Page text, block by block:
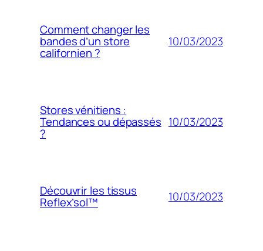
Comment changer les
bandes d’un store
californien ?
10/03/2023
Stores vénitiens :
Tendances ou dépassés
?
10/03/2023
Découvrir les tissus
Reflex’sol™ 10/03/2023